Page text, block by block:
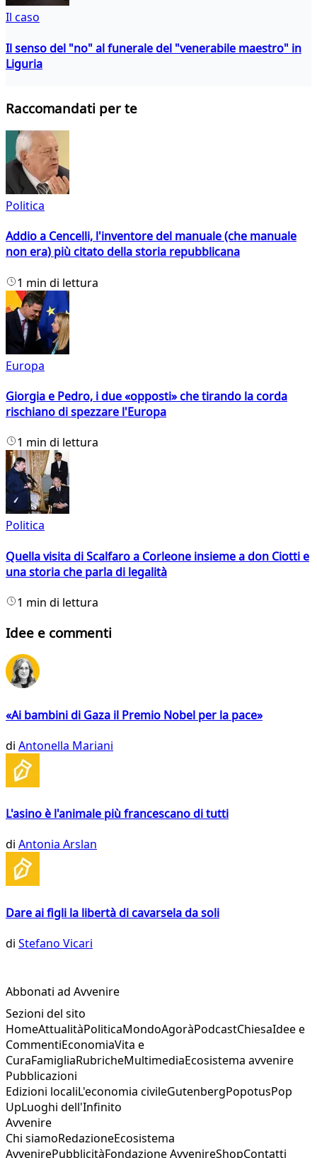
Il caso
Il senso del "no" al funerale del "venerabile maestro" in
Liguria
Raccomandati per te
Politica
Addio a Cencelli, l'inventore del manuale (che manuale
non era) più citato della storia repubblicana
1 min di lettura
Europa
Giorgia e Pedro, i due «opposti» che tirando la corda
rischiano di spezzare l'Europa
1 min di lettura
Politica
Quella visita di Scalfaro a Corleone insieme a don Ciotti e
una storia che parla di legalità
1 min di lettura
Idee e commenti
«Ai bambini di Gaza il Premio Nobel per la pace»
di Antonella Mariani
L'asino è l'animale più francescano di tutti
di Antonia Arslan
Dare ai figli la libertà di cavarsela da soli
di Stefano Vicari
Abbonati ad Avvenire
Sezioni del sito
HomeAttualitàPoliticaMondoAgoràPodcastChiesaIdee e
CommentiEconomiaVita e
CuraFamigliaRubricheMultimediaEcosistema avvenire
Pubblicazioni
Edizioni localiL'economia civileGutenbergPopotusPop
UpLuoghi dell'Infinito
Avvenire
Chi siamoRedazioneEcosistema
AvvenirePubblicitàFondazione AvvenireShopContatti